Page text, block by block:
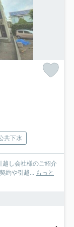
共下水
越し会社様のご紹介
約や引越... もっと